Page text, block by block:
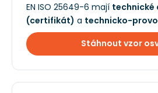
EN ISO 25649-6 mají technické
(certifikát) a technicko-
Stáhnout vzor